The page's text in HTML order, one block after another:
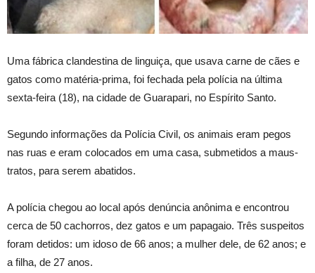
Uma fábrica clandestina de linguiça, que usava carne de cães e
gatos como matéria-prima, foi fechada pela polícia na última
sexta-feira (18), na cidade de Guarapari, no Espírito Santo.
Segundo informações da Polícia Civil, os animais eram pegos
nas ruas e eram colocados em uma casa, submetidos a maus-
tratos, para serem abatidos.
A polícia chegou ao local após denúncia anônima e encontrou
cerca de 50 cachorros, dez gatos e um papagaio. Três suspeitos
foram detidos: um idoso de 66 anos; a mulher dele, de 62 anos; e
a filha, de 27 anos.